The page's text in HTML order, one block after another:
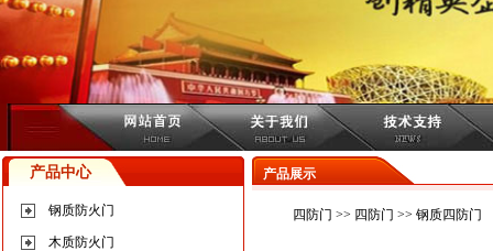
产品中心
钢质防火门
木质防火门
产品展示
四防门 >> 四防门 >> 钢质四防门